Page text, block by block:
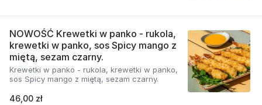
NOWOŚĆ Krewetki w panko - rukola,
krewetki w panko, sos Spicy mango z
miętą, sezam czarny.
Krewetki w panko - rukola, krewetki w panko,
sos Spicy mango z miętą, sezam czarny.
46,00 zł